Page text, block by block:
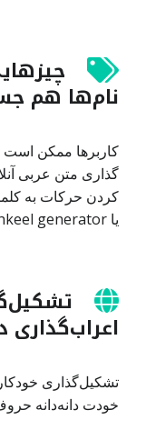
نام‌ها هم
کاربرها ممکن است
گذاری متن عربی
کردن حرکات به
یا tashkeel generator جستجو کنند.
تشكيل‌گذاری
خودت دانه‌دانه